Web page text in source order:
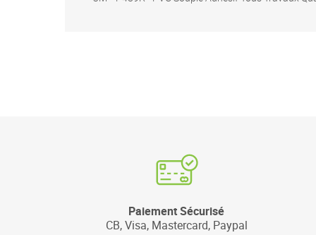
Paiement Sécurisé
CB, Visa, Mastercard, Paypal